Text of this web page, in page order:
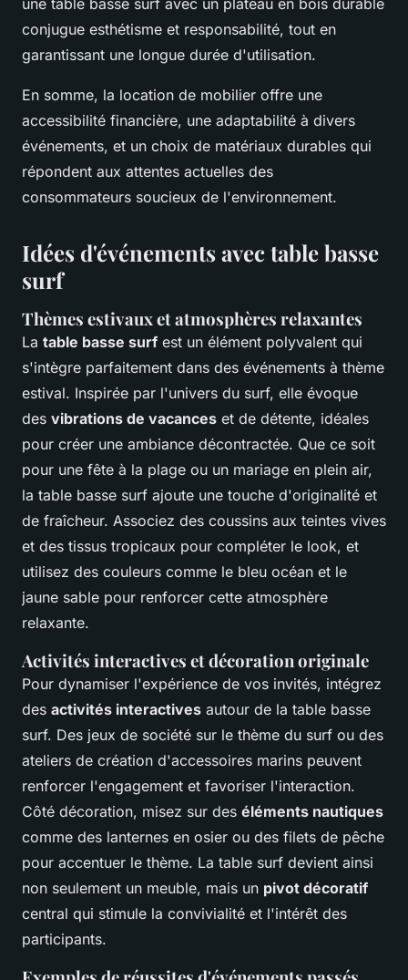
conjugue esthétisme et responsabilité, tout en
garantissant une longue durée d'utilisation.
En somme, la location de mobilier offre une
accessibilité financière, une adaptabilité à divers
événements, et un choix de matériaux durables qui
répondent aux attentes actuelles des
consommateurs soucieux de l'environnement.
Idées d'événements avec table basse
surf
Thèmes estivaux et atmosphères relaxantes
La table basse surf est un élément polyvalent qui
s'intègre parfaitement dans des événements à thème
estival. Inspirée par l'univers du surf, elle évoque
des vibrations de vacances et de détente, idéales
pour créer une ambiance décontractée. Que ce soit
pour une fête à la plage ou un mariage en plein air,
la table basse surf ajoute une touche d'originalité et
de fraîcheur. Associez des coussins aux teintes vives
et des tissus tropicaux pour compléter le look, et
utilisez des couleurs comme le bleu océan et le
jaune sable pour renforcer cette atmosphère
relaxante.
Activités interactives et décoration originale
Pour dynamiser l'expérience de vos invités, intégrez
des activités interactives autour de la table basse
surf. Des jeux de société sur le thème du surf ou des
ateliers de création d'accessoires marins peuvent
renforcer l'engagement et favoriser l'interaction.
Côté décoration, misez sur des éléments nautiques
comme des lanternes en osier ou des filets de pêche
pour accentuer le thème. La table surf devient ainsi
non seulement un meuble, mais un pivot décoratif
central qui stimule la convivialité et l'intérêt des
participants.